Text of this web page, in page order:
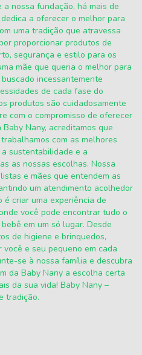
nossa fundação, há mais de
a oferecer o melhor para
uma tradição que atravessa
proporcionar produtos de
segurança e estilo para os
mãe que queria o melhor para
incessantemente
de cada fase do
produtos são cuidadosamente
com o compromisso de oferecer
Nany, acreditamos que
com as melhores
sustentabilidade e a
as nossas escolhas. Nossa
e mães que entendem as
um atendimento acolhedor
é criar uma experiência de
você pode encontrar tudo o
em um só lugar. Desde
de higiene e brinquedos,
e seu pequeno em cada
se à nossa família e descubra
da Baby Nany a escolha certa
da sua vida! Baby Nany –
tradição.